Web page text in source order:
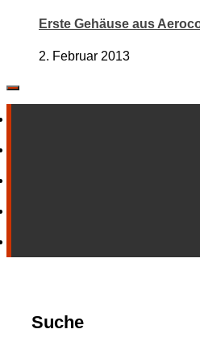
Erste Gehäuse aus
2. Februar 2013
Suche